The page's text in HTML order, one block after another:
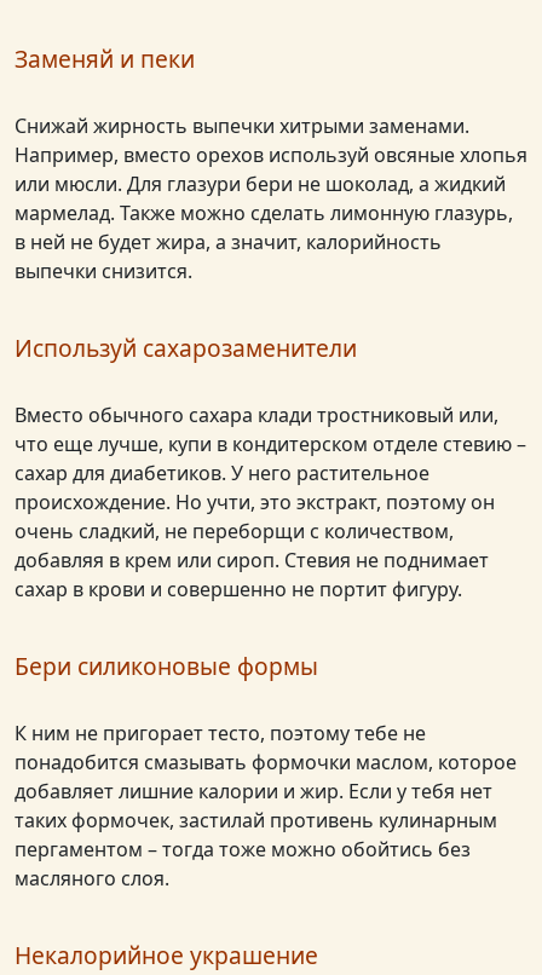
Заменяй и пеки
Снижай жирность выпечки хитрыми заменами.
Например, вместо орехов используй овсяные хлопья
или мюсли. Для глазури бери не шоколад, а жидкий
мармелад. Также можно сделать лимонную глазурь,
в ней не будет жира, а значит, калорийность
выпечки снизится.
Используй сахарозаменители
Вместо обычного сахара клади тростниковый или,
что еще лучше, купи в кондитерском отделе стевию –
сахар для диабетиков. У него растительное
происхождение. Но учти, это экстракт, поэтому он
очень сладкий, не переборщи с количеством,
добавляя в крем или сироп. Стевия не поднимает
сахар в крови и совершенно не портит фигуру.
Бери силиконовые формы
К ним не пригорает тесто, поэтому тебе не
понадобится смазывать формочки маслом, которое
добавляет лишние калории и жир. Если у тебя нет
таких формочек, застилай противень кулинарным
пергаментом – тогда тоже можно обойтись без
масляного слоя.
Некалорийное украшение